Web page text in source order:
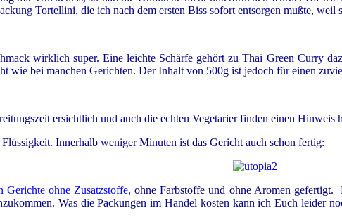
Tortellini, die ich nach dem ersten Biss sofort entsorgen mußte, weil
wirklich super. Eine leichte Schärfe gehört zu Thai Green Curry
wie bei manchen Gerichten. Der Inhalt von 500g ist jedoch für einen
ersichtlich und auch die echten Vegetarier finden einen
Innerhalb weniger Minuten ist das Gericht auch schon fertig:
Gerichte ohne Zusatzstoffe, ohne Farbstoffe und ohne Aromen gefertigt.
Was die Packungen im Handel kosten kann ich Euch leider